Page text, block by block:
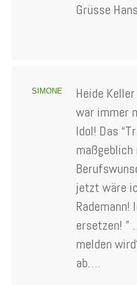
Grüsse Hans
SIMONE
Heide
war immer
Idol! Das
maßgeblich
jetzt wäre
Rademann!
ersetzen! ”
melden
ab….